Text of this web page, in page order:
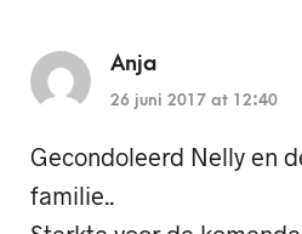
Anja
26 juni 2017 at 12:40
Gecondoleerd Nelly en
familie..